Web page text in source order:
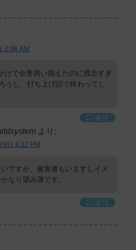
2:06 AM
けで全巻買い揃えたのに残念すぎ
うし、打ち上げ話で終わってし
返信
より:
9日 6:12 PM
ですが、被害者もいますしイメ
なり望み薄です。
返信